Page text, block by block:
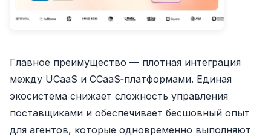
Главное преимущество — плотная интеграция
между UCaaS и CCaaS‑платформами. Единая
экосистема снижает сложность управления
поставщиками и обеспечивает бесшовный опыт
для агентов, которые одновременно выполняют